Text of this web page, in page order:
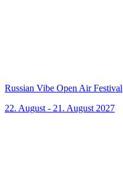
Russian Vibe Open Air Festival
22. August - 21. August 2027